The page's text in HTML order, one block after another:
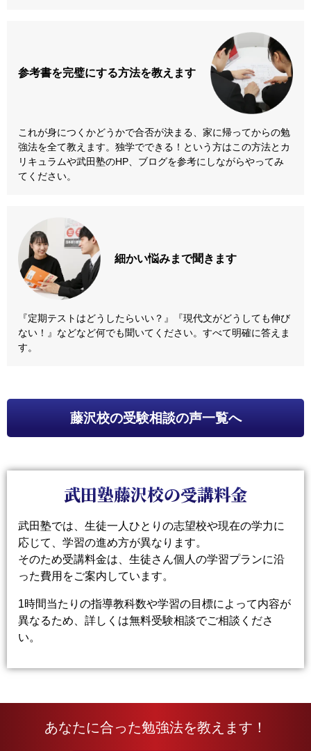
参考書を完璧にする方法を教えます
これが身につくかどうかで合否が決まる、家に帰ってからの勉
強法を全て教えます。独学でできる！という方はこの方法とカ
リキュラムや武田塾のHP、ブログを参考にしながらやってみ
てください。
細かい悩みまで聞きます
『定期テストはどうしたらいい？』『現代文がどうしても伸び
ない！』などなど何でも聞いてください。すべて明確に答えま
す。
藤沢校の受験相談の声一覧へ
武田塾藤沢校の受講料金
武田塾では、生徒一人ひとりの志望校や現在の学力に
応じて、学習の進め方が異なります。
そのため受講料金は、生徒さん個人の学習プランに沿
った費用をご案内しています。
1時間当たりの指導教科数や学習の目標によって内容が
異なるため、詳しくは無料受験相談でご相談くださ
い。
あなたに合った勉強法を教えます！